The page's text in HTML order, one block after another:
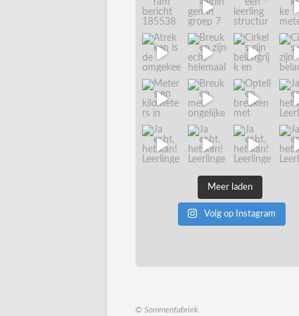
Meer laden
Volg op Instagram
© Sommenfabriek